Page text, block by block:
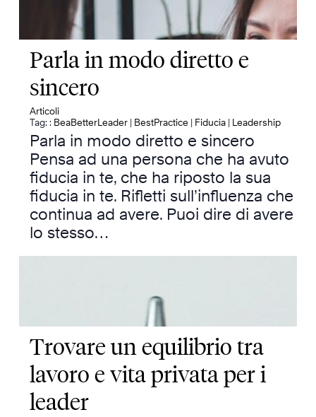
Parla in modo diretto e
sincero
Articoli
Tag: : BeaBetterLeader | BestPractice | Fiducia | Leadership
Parla in modo diretto e sincero
Pensa ad una persona che ha avuto
fiducia in te, che ha riposto la sua
fiducia in te. Rifletti sull’influenza che
continua ad avere. Puoi dire di avere
lo stesso…
Trovare un equilibrio tra
lavoro e vita privata per i
leader